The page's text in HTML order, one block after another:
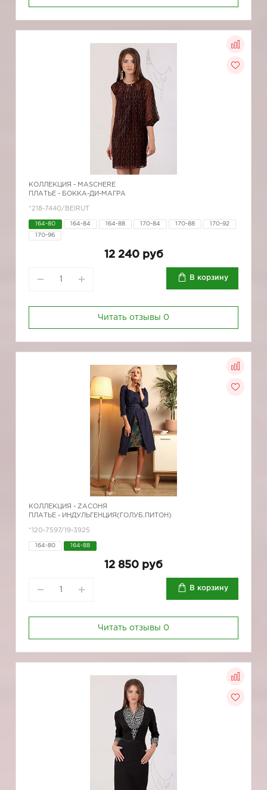
КОЛЛЕКЦИЯ - MASCHERE
ПЛАТЬЕ - БОККА-ДИ-МАГРА
*218-7440/BEIRUT
164-80 164-84 164-88 170-84 170-88 170-92
170-96
12 240 руб
В корзину
Читать отзывы 0
КОЛЛЕКЦИЯ - ZAСОНЯ
ПЛАТЬЕ - ИНДУЛЬГЕНЦИЯ(ГОЛУБ.ПИТОН)
*120-7597/19-3925
164-80 164-88
12 850 руб
В корзину
Читать отзывы 0